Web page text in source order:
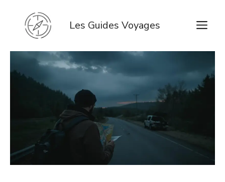
contenu
Les Guides Voyages